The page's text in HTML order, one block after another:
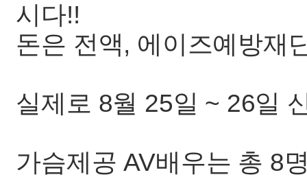
시다!!
돈은 전액, 에이즈예방재
실제로 8월 25일 ~ 26일
가슴제공 AV배우는 총 8